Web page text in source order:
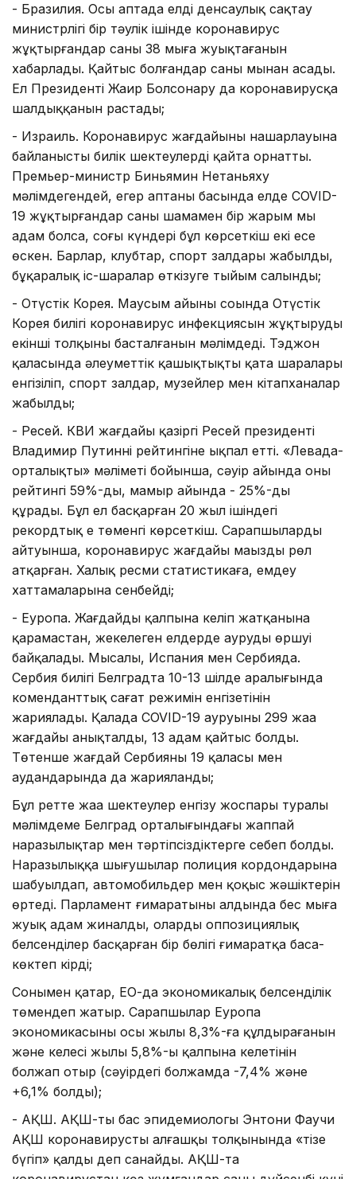
- Бразилия. Осы аптада елдің денсаулық сақтау
министрлігі бір тәулік ішінде коронавирус
жұқтырғандар саны 38 мыңға жуықтағанын
хабарлады. Қайтыс болғандар саны мыңнан асады.
Ел Президенті Жаир Болсонару да коронавирусқа
шалдыққанын растады;
- Израиль. Коронавирус жағдайының нашарлауына
байланысты билік шектеулерді қайта орнатты.
Премьер-министр Биньямин Нетаньяху
мәлімдегендей, егер аптаның басында елде COVID-
19 жұқтырғандар саны шамамен бір жарым мың
адам болса, соңғы күндері бұл көрсеткіш екі есе
өскен. Барлар, клубтар, спорт залдары жабылды,
бұқаралық іс-шаралар өткізуге тыйым салынды;
- Оңтүстік Корея. Маусым айының соңында Оңтүстік
Корея билігі коронавирус инфекциясын жұқтырудың
екінші толқыны басталғанын мәлімдеді. Тэджон
қаласында әлеуметтік қашықтықтың қатаң шаралары
енгізіліп, спорт залдар, музейлер мен кітапханалар
жабылды;
- Ресей. КВИ жағдайы қазіргі Ресей президенті
Владимир Путиннің рейтингіне ықпал етті. «Левада-
орталықтың» мәліметі бойынша, сәуір айында оның
рейтингі 59%-ды, мамыр айында - 25%-ды
құрады. Бұл ел басқарған 20 жыл ішіндегі
рекордтық ең төменгі көрсеткіш. Сарапшылардың
айтуынша, коронавирус жағдайы маңызды рөл
атқарған. Халық ресми статистикаға, емдеу
хаттамаларына сенбейді;
- Еуропа. Жағдайдың қалпына келіп жатқанына
қарамастан, жекелеген елдерде аурудың өршуі
байқалады. Мысалы, Испания мен Сербияда.
Сербия билігі Белградта 10-13 шілде аралығында
коменданттық сағат режимін енгізетінін
жариялады. Қалада COVID-19 ауруының 299 жаңа
жағдайы анықталды, 13 адам қайтыс болды.
Төтенше жағдай Сербияның 19 қаласы мен
аудандарында да жарияланды;
Бұл ретте жаңа шектеулер енгізу жоспары туралы
мәлімдеме Белград орталығындағы жаппай
наразылықтар мен тәртіпсіздіктерге себеп болды.
Наразылыққа шығушылар полиция кордондарына
шабуылдап, автомобильдер мен қоқыс жәшіктерін
өртеді. Парламент ғимаратының алдында бес мыңға
жуық адам жиналды, олардың оппозициялық
белсенділер басқарған бір бөлігі ғимаратқа баса-
көктеп кірді;
Сонымен қатар, ЕО-да экономикалық белсенділік
төмендеп жатыр. Сарапшылар Еуропа
экономикасының осы жылы 8,3%-ға құлдырағанын
және келесі жылы 5,8%-ы қалпына келетінін
болжап отыр (сәуірдегі болжамда -7,4% және
+6,1% болды);
- АҚШ. АҚШ-тың бас эпидемиологы Энтони Фаучи
АҚШ коронавирустың алғашқы толқынында «тізе
бүгіп» қалды деп санайды. АҚШ-та